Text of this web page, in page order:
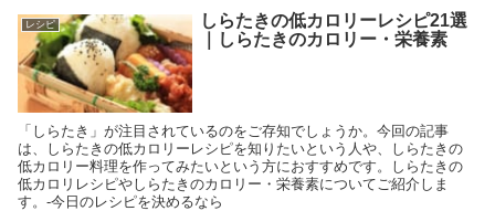
レシピ
しらたきの低カロリーレシピ21選
｜しらたきのカロリー・栄養素
「しらたき」が注目されているのをご存知でしょうか。今回の記事
は、しらたきの低カロリーレシピを知りたいという人や、しらたきの
低カロリー料理を作ってみたいという方におすすめです。しらたきの
低カロリレシピやしらたきのカロリー・栄養素についてご紹介しま
す。-今日のレシピを決めるなら